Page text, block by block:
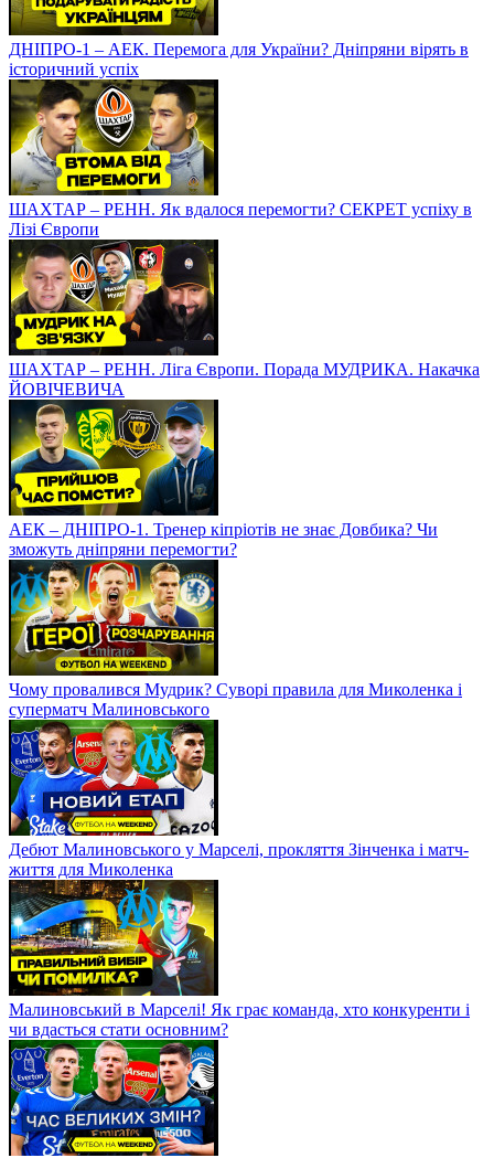
ДНІПРО-1 – АЕК. Перемога для України? Дніпряни вірять в
історичний успіх
ШАХТАР – РЕНН. Як вдалося перемогти? СЕКРЕТ успіху в
Лізі Європи
ШАХТАР – РЕНН. Ліга Європи. Порада МУДРИКА. Накачка
ЙОВІЧЕВИЧА
АЕК – ДНІПРО-1. Тренер кіпріотів не знає Довбика? Чи
зможуть дніпряни перемогти?
Чому провалився Мудрик? Суворі правила для Миколенка і
суперматч Малиновського
Дебют Малиновського у Марселі, прокляття Зінченка і матч-
життя для Миколенка
Малиновський в Марселі! Як грає команда, хто конкуренти і
чи вдасться стати основним?